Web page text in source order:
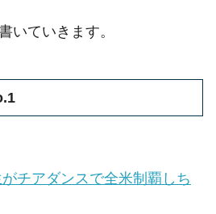
いていきます。
チアダンスで全米制覇しち